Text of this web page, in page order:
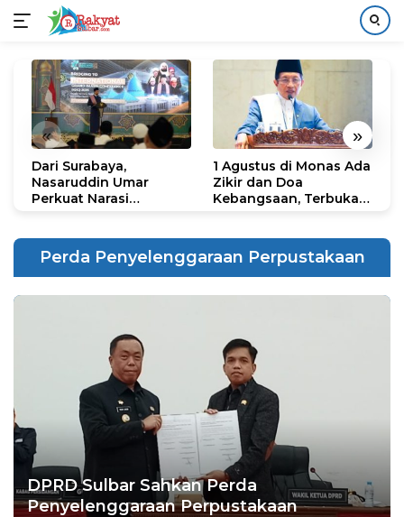
konten
« »
Dari Surabaya,
Nasaruddin Umar
Perkuat Narasi
1 Agustus di Monas Ada
Zikir dan Doa
Kebangsaan, Terbuka
Perda Penyelenggaraan Perpustakaan
DPRD Sulbar Sahkan Perda
Penyelenggaraan Perpustakaan